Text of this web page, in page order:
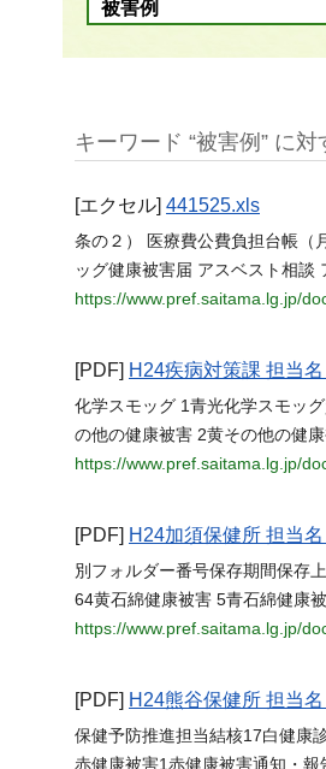
キーワード “被害例” に対
[エクセル] 441525.xls
条の２） 医療費公費負担台帳（
ッグ健康被害届 アスベスト相談
https://www.pref.saitama.lg.jp/
[PDF] H24疾病対策課 担当
化学スモッグ 1青光化学スモッ
の他の健康被害 2黄その他の健
https://www.pref.saitama.lg.jp/
[PDF] H24加須保健所 担当
別フォルダー番号保存期間保存
64黄石綿健康被害 5青石綿健康
https://www.pref.saitama.lg.jp/
[PDF] H24熊谷保健所 担当
保健予防推進担当結核17白健康
赤健康被害1赤健康被害通知・